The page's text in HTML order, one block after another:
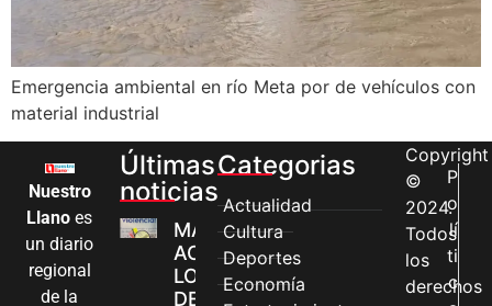
Emergencia ambiental en río Meta por de vehículos con
material industrial
Nuestro
Llano es
un diario
regional
de la
Últimas
noticias
MÁS MUJERES
ACCEDEN A
LOS CANALES
DE ATENCIÓN
Categorias
Actualidad
Cultura
Deportes
Economía
Copyright
©
2024.
Todos
los
derechos
P
o
lí
ti
c